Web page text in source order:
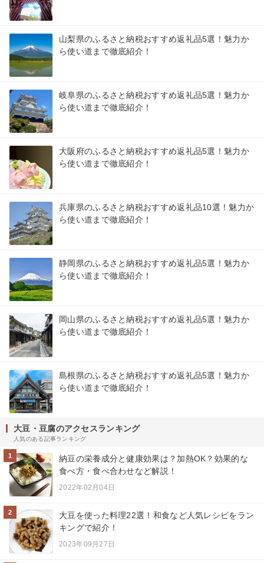
山梨県のふるさと納税おすすめ返礼品5選！魅力か
ら使い道まで徹底紹介！
岐阜県のふるさと納税おすすめ返礼品5選！魅力か
ら使い道まで徹底紹介！
大阪府のふるさと納税おすすめ返礼品5選！魅力か
ら使い道まで徹底紹介！
兵庫県のふるさと納税おすすめ返礼品10選！魅力か
ら使い道まで徹底紹介！
静岡県のふるさと納税おすすめ返礼品5選！魅力か
ら使い道まで徹底紹介！
岡山県のふるさと納税おすすめ返礼品5選！魅力か
ら使い道まで徹底紹介！
島根県のふるさと納税おすすめ返礼品5選！魅力か
ら使い道まで徹底紹介！
大豆・豆腐のアクセスランキング
人気のある記事ランキング
1
納豆の栄養成分と健康効果は？加熱OK？効果的な
食べ方・食べ合わせなど解説！
2022年02月04日
2
大豆を使った料理22選！和食など人気レシピをラン
キングで紹介！
2023年09月27日